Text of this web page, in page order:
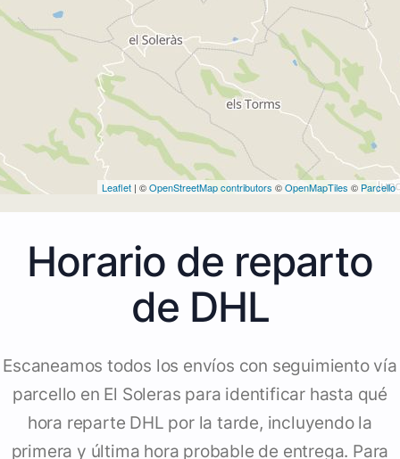
Leaflet | ©OpenStreetMap contributors ©OpenMapTiles © Parcello
Horario de reparto
de DHL
Escaneamos todos los envíos con seguimiento vía
parcello en El Soleras para identificar hasta qué
hora reparte DHL por la tarde, incluyendo la
primera y última hora probable de entrega. Para